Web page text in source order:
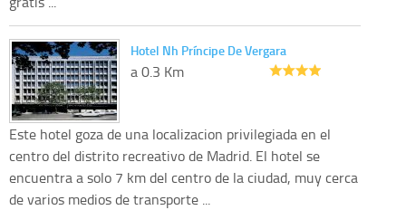
Hotel Nh Príncipe De Vergara
a 0.3 Km
Este hotel goza de una localizacion privilegiada en el
centro del distrito recreativo de Madrid. El hotel se
encuentra a solo 7 km del centro de la ciudad, muy cerca
de varios medios de transporte ...